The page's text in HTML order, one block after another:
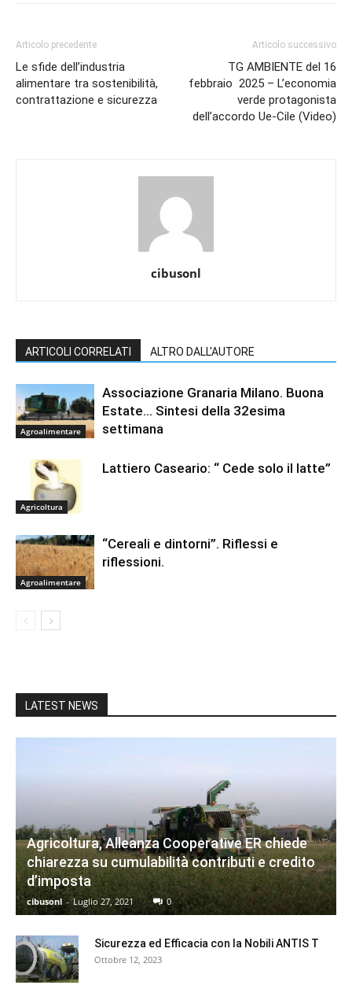
Articolo precedente
Le sfide dell’industria
alimentare tra sostenibilità,
contrattazione e sicurezza
Articolo successivo
TG AMBIENTE del 16
febbraio 2025 – L’economia
verde protagonista
dell’accordo Ue-Cile (Video)
cibusonl
ARTICOLI CORRELATI ALTRO DALL'AUTORE
Agroalimentare
Associazione Granaria Milano. Buona
Estate… Sintesi della 32esima
settimana
Agricoltura
Lattiero Caseario: “ Cede solo il latte”
Agroalimentare
“Cereali e dintorni”. Riflessi e
riflessioni.
LATEST NEWS
Agricoltura, Alleanza Cooperative ER chiede
chiarezza su cumulabilità contributi e credito
d’imposta
cibusonl - Luglio 27, 2021 0
Sicurezza ed Efficacia con la Nobili ANTIS T
Ottobre 12, 2023